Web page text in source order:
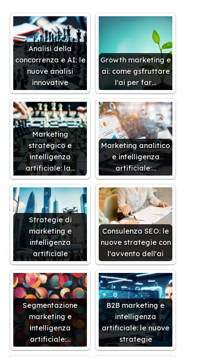
Analisi della
concorrenza e AI: le
nuove analisi
innovative
Growth marketing e
ai: come gsfruttare
l'ai per far…
Marketing
strategico e
intelligenza
artificiale: la…
Marketing analitico
e intelligenza
artificiale:…
Strategie di
marketing e
intelligenza
artificiale
Consulenza SEO: le
nuove strategie con
l'avvento dell'ai
Segmentazione
marketing e
intelligenza
artificiale:…
B2B marketing e
intelligenza
artificiale: le nuove
strategie